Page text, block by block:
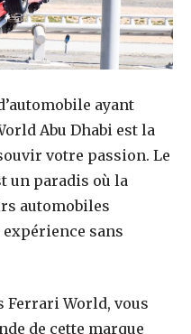
ayant
Abu Dhabi est la
votre passion. Le
un paradis où la
automobiles
sans
Ferrari World, vous
de cette marque